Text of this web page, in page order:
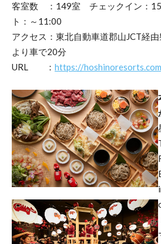
客室数 ：149室 チェックイン：
ト：～11:00
アクセス：東北自動車道郡山JCT経由
より車で20分
URL ： https://